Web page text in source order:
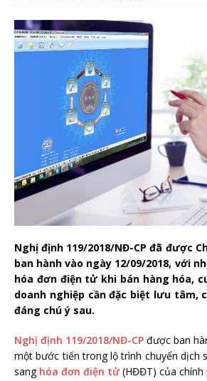
Nghị định 119/2018/NĐ-CP đã được
ban hành vào ngày 12/09/2018, với
hóa đơn điện tử khi bán hàng hóa,
doanh nghiệp cần đặc biệt lưu tâm,
đáng chú ý sau.
Nghị định 119/2018/NĐ-CP được ban
một bước tiến trong lộ trình chuyển dịch
sang hóa đơn điện tử(HĐĐT) của chính